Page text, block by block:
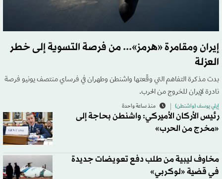
إيران ومقامرة «هرمز»... من فرصة التسوية إلى خطر
العزلة
بدت مذكرة التفاهم التي وقّعتها واشنطن وطهران في فرساي منتصف يونيو فرصة
نادرة لإيران للخروج من الحرب.
إيلي يوسف (واشنطن) منذ ساعة واحدة
رئيس الأركان الأميركي: واشنطن بحاجة إلى
«مخرج من الحرب»
مخاوف ليبية من طلب دفع تعويضات جديدة
في قضية «لوكربي»